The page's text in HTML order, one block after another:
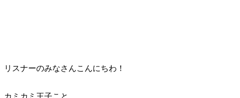
リスナーのみなさんこんにちわ！
カミカミ王子こと